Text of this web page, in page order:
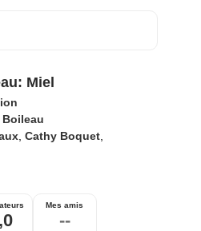
Miel
, Cathy Boquet,
Mes amis
--